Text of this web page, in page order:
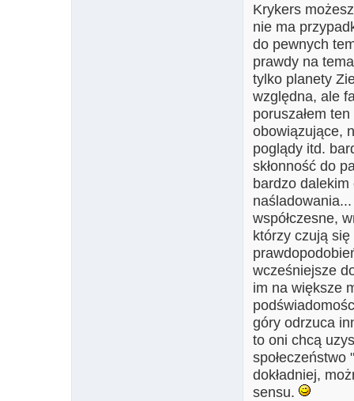
Krykers
nie ma
do pewnych
prawdy na
tylko planety
względna, ale
poruszałem
obowiązujące,
poglądy itd.
skłonność do
bardzo dalekim
współczesne,
którzy czują
wcześniejsze
im na większe
góry odrzuca
to oni chcą
dokładniej,
sensu.